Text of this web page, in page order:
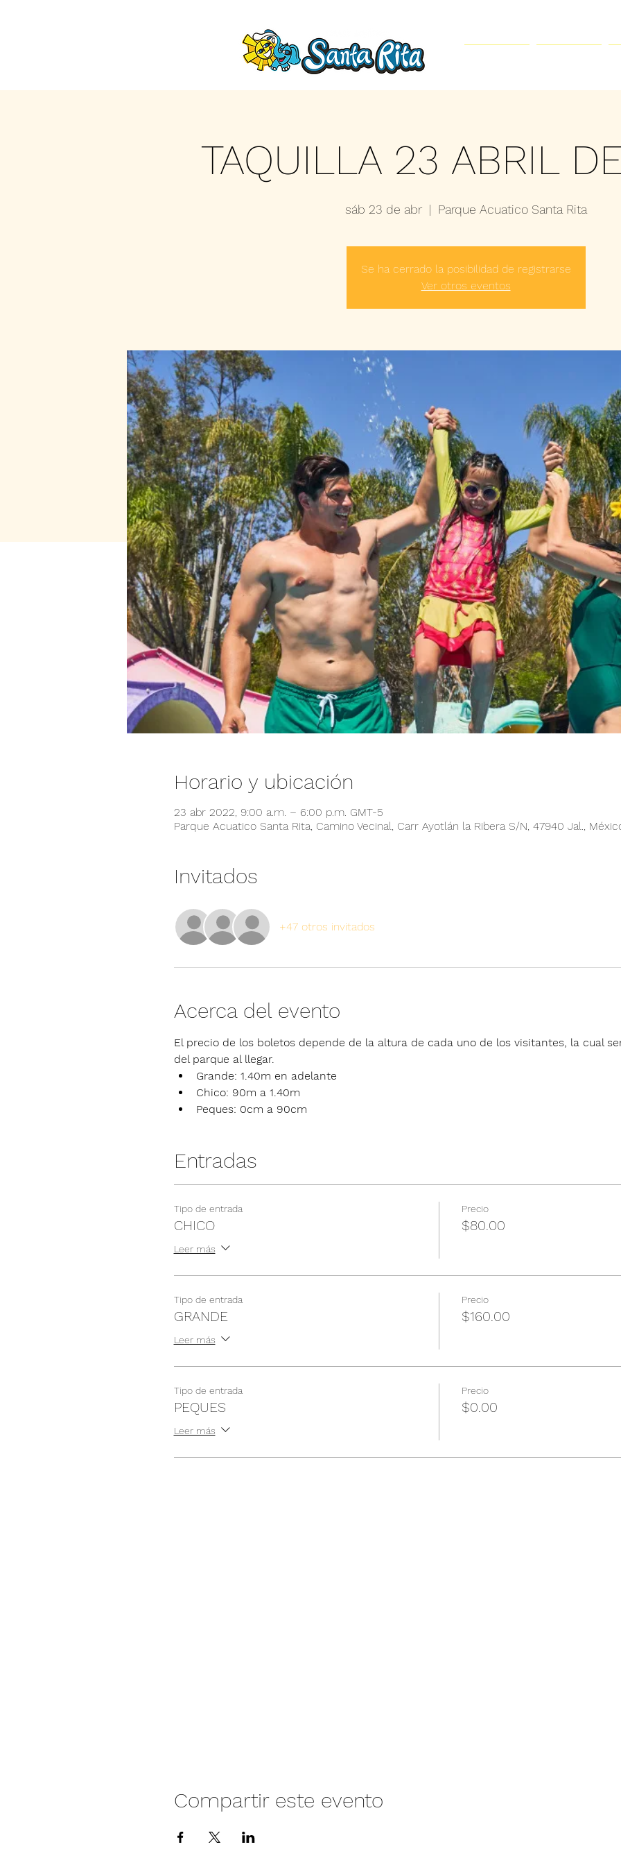
TAQUILLA 23 ABRIL
sáb 23 de abr
  |
Parque Acuatico Santa Rita
Se ha cerrado la posibilidad de registrarse
Ver otros eventos
Horario y ubicación
23 abr 2022, 9:00 a.m. – 6:00 p.m. GMT-5
Parque Acuatico Santa Rita, Camino Vecinal, Carr Ayotlán la Ribera S/N, 47940 Jal.,
Invitados
+47 otros invitados
Acerca del evento
El precio de los boletos depende de la altura de cada uno de los visitantes, la cual
del parque al llegar.
Grande: 1.40m en adelante
Chico: 90m a 1.40m
Peques: 0cm a 90cm
Entradas
Tipo de entrada
CHICO
Leer más
Precio
$80.00
Tipo de entrada
GRANDE
Leer más
Precio
$160.00
Tipo de entrada
PEQUES
Leer más
Precio
$0.00
Compartir este evento